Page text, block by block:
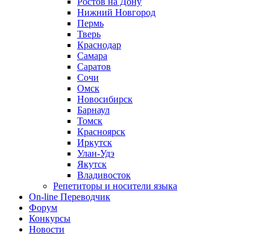
Нижний Новгород
Пермь
Тверь
Краснодар
Самара
Саратов
Сочи
Омск
Новосибирск
Барнаул
Томск
Красноярск
Иркутск
Улан-Удэ
Якутск
Владивосток
Репетиторы и носители языка
On-line Переводчик
Форум
Конкурсы
Новости